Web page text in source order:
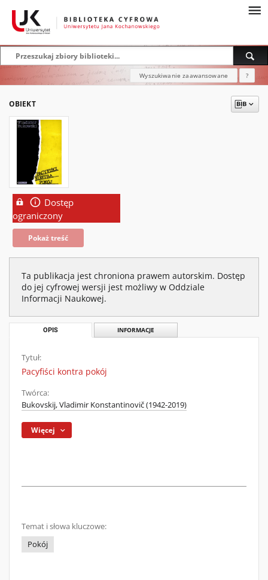
Wyszukiwanie zaawansowane ?
OBIEKT
Dostęp
ograniczony
Pokaż treść
Ta publikacja jest chroniona prawem autorskim. Dostęp
do jej cyfrowej wersji jest możliwy w Oddziale
Informacji Naukowej.
OPIS INFORMACJE
Tytuł:
Pacyfiści kontra pokój
Twórca:
Bukovskij, Vladimir Konstantinovič (1942-2019)
Więcej
Temat i słowa kluczowe:
Pokój